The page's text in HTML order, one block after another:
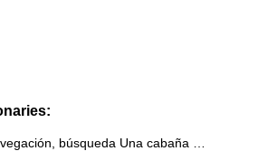
búsqueda Una cabaña …